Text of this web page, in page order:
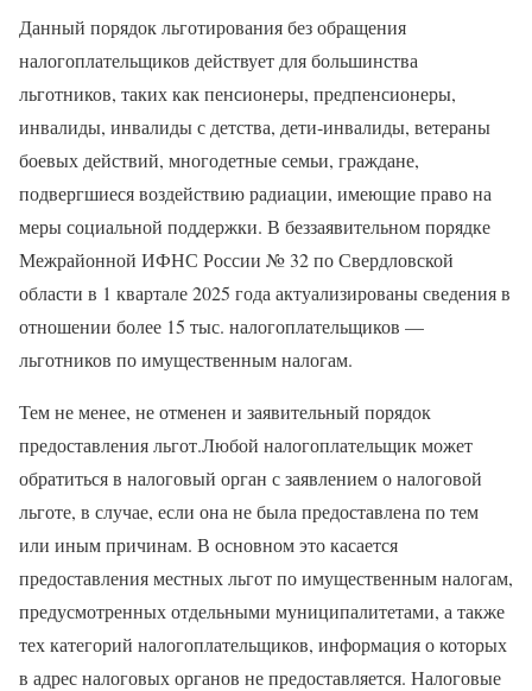
Данный порядок льготирования без обращения
налогоплательщиков действует для большинства
льготников, таких как пенсионеры, предпенсионеры,
инвалиды, инвалиды с детства, дети-инвалиды, ветераны
боевых действий, многодетные семьи, граждане,
подвергшиеся воздействию радиации, имеющие право на
меры социальной поддержки. В беззаявительном порядке
Межрайонной ИФНС России № 32 по Свердловской
области в 1 квартале 2025 года актуализированы сведения в
отношении более 15 тыс. налогоплательщиков —
льготников по имущественным налогам.
Тем не менее, не отменен и заявительный порядок
предоставления льгот.Любой налогоплательщик может
обратиться в налоговый орган с заявлением о налоговой
льготе, в случае, если она не была предоставлена по тем
или иным причинам. В основном это касается
предоставления местных льгот по имущественным налогам,
предусмотренных отдельными муниципалитетами, а также
тех категорий налогоплательщиков, информация о которых
в адрес налоговых органов не предоставляется. Налоговые